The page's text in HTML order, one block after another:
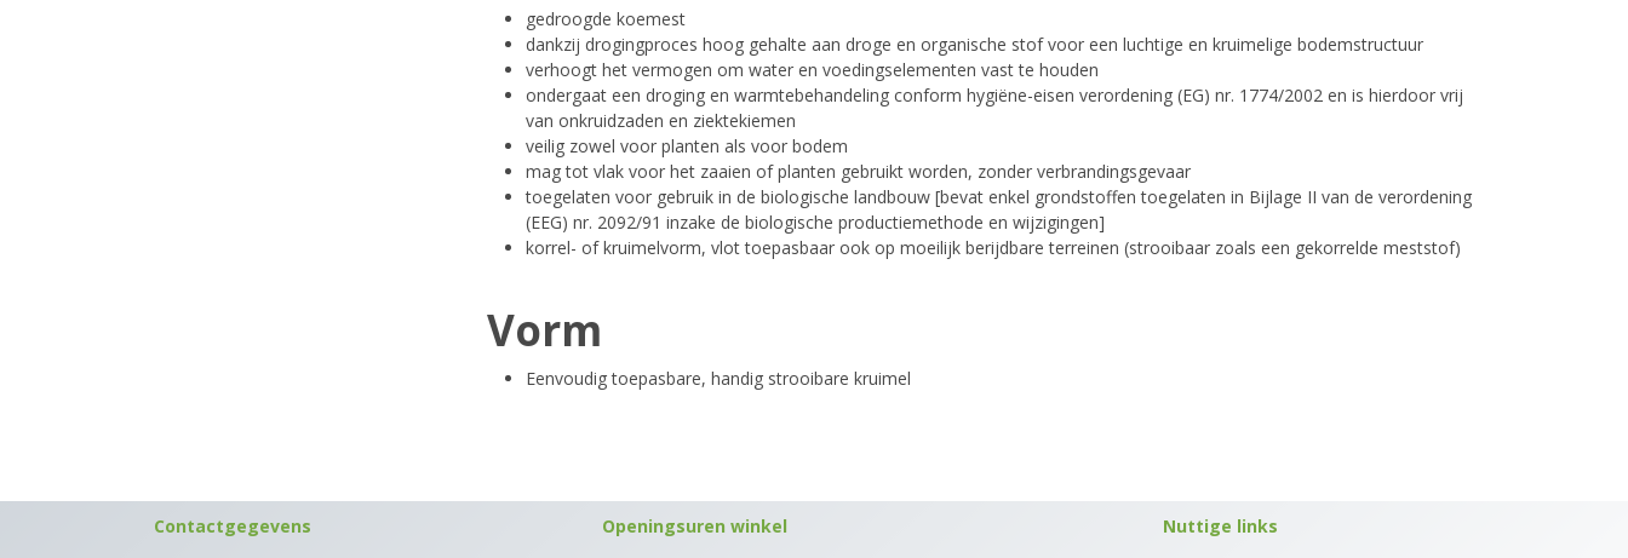
gedroogde koemest
dankzij drogingproces hoog gehalte aan droge en organische stof voor een luchtige en kruimelige bodemstructuur
verhoogt het vermogen om water en voedingselementen vast te houden
ondergaat een droging en warmtebehandeling conform hygiëne-eisen verordening (EG) nr. 1774/2002 en is hierdoor vrij
van onkruidzaden en ziektekiemen
veilig zowel voor planten als voor bodem
mag tot vlak voor het zaaien of planten gebruikt worden, zonder verbrandingsgevaar
toegelaten voor gebruik in de biologische landbouw [bevat enkel grondstoffen toegelaten in Bijlage II van de verordening
(EEG) nr. 2092/91 inzake de biologische productiemethode en wijzigingen]
korrel- of kruimelvorm, vlot toepasbaar ook op moeilijk berijdbare terreinen (strooibaar zoals een gekorrelde meststof)
Vorm
Eenvoudig toepasbare, handig strooibare kruimel
Openingsuren winkel
Contactgegevens
Nuttige links